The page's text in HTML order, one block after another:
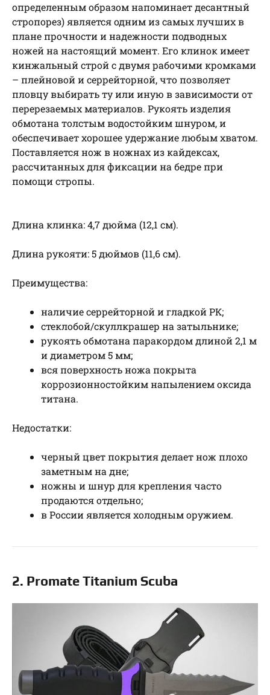
определенным образом напоминает десантный
стропорез) является одним из самых лучших в
плане прочности и надежности подводных
ножей на настоящий момент. Его клинок имеет
кинжальный строй с двумя рабочими кромками
– плейновой и серрейторной, что позволяет
пловцу выбирать ту или иную в зависимости от
перерезаемых материалов. Рукоять изделия
обмотана толстым водостойким шнуром, и
обеспечивает хорошее удержание любым хватом.
Поставляется нож в ножнах из кайдексах,
рассчитанных для фиксации на бедре при
помощи стропы.
Длина клинка: 4,7 дюйма (12,1 см).
Длина рукояти: 5 дюймов (11,6 см).
Преимущества:
наличие серрейторной и гладкой РК;
стеклобой/скуллкрашер на затыльнике;
рукоять обмотана паракордом длиной 2,1 м
и диаметром 5 мм;
вся поверхность ножа покрыта
коррозионностойким напылением оксида
титана.
Недостатки:
черный цвет покрытия делает нож плохо
заметным на дне;
ножны и шнур для крепления часто
продаются отдельно;
в России является холодным оружием.
2. Promate Titanium Scuba